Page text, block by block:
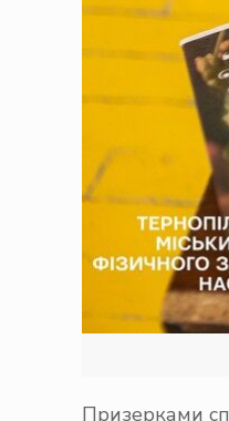
Призерками